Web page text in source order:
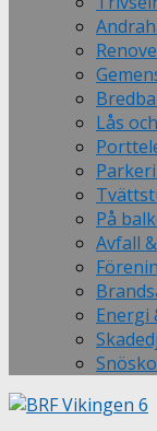
Lås
På
Avfall
Energi